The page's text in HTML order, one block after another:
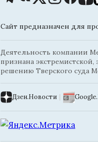
Сайт предназначен для
Деятельность компании
признана
решению Тверского суда
Дзен.Новости |